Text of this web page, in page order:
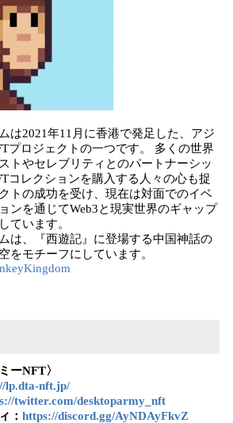
は2021年11月に香港で発足した、アジ
プロジェクトの一つです。 多くの世界
トやセレブリティとのパートナーシッ
コレクションを購入する人々の心も捉
トの成功を受け、現在は対面でのイベ
ンを通じてWeb3と現実世界のギャップ
ています。
は、『西遊記』に登場する中国神話の
をモチーフにしています。
ーNFT〉
lp.dta-nft.jp/
twitter.com/desktoparmy_nft
： https://discord.gg/AyNDAyFkvZ